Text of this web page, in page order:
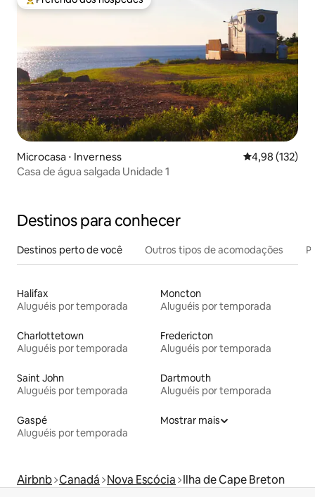
Entre os melhores preferidos dos hóspedes
Microcasa ⋅ Inverness 4,98 de uma
4,98 (132)
Casa de água salgada Unidade 1
Destinos para conhecer
Destinos perto de você Outros tipos de acomodações
Halifax
Aluguéis por temporada
Moncton
Aluguéis por temporada
Charlottetown
Aluguéis por temporada
Fredericton
Aluguéis por temporada
Saint John
Aluguéis por temporada
Dartmouth
Aluguéis por temporada
Gaspé
Aluguéis por temporada
Mostrar mais
Airbnb Canadá Nova Escócia Ilha de Cape Breton